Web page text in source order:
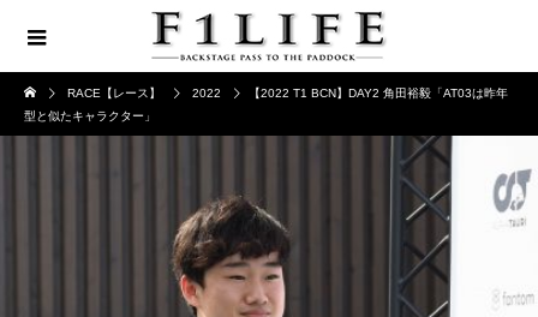
RACE【レース】 2022
【2022 T1 BCN】DAY2 角田裕毅「AT03は昨年
型と似たキャラクター」